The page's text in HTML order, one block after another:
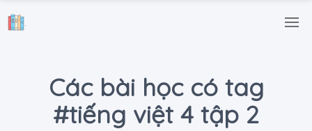
.
Các bài học có tag
#tiếng việt 4 tập 2